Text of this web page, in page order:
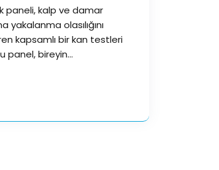
paneli, kalp ve damar
yakalanma olasılığını
kapsamlı bir kan testleri
panel, bireyin